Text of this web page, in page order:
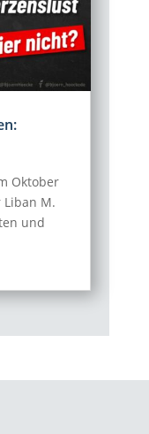
Oktober
Liban M.
und